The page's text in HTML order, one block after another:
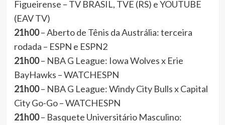
Figueirense – TV BRASIL, TVE (RS) e YOUTUBE
(EAV TV)
21h00– Aberto de Tênis da Austrália: terceira
rodada – ESPN e ESPN2
21h00– NBA G League: Iowa Wolves x Erie
BayHawks – WATCHESPN
21h00– NBA G League: Windy City Bulls x Capital
City Go-Go – WATCHESPN
21h00– Basquete Universitário Masculino: